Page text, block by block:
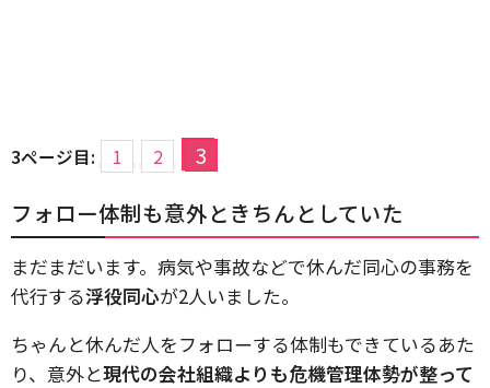
3ページ目: 1 2 3
フォロー体制も意外ときちんとしていた
まだまだいます。病気や事故などで休んだ同心の事務を
代行する浮役同心が2人いました。
ちゃんと休んだ人をフォローする体制もできているあた
り、意外と現代の会社組織よりも危機管理体勢が整って